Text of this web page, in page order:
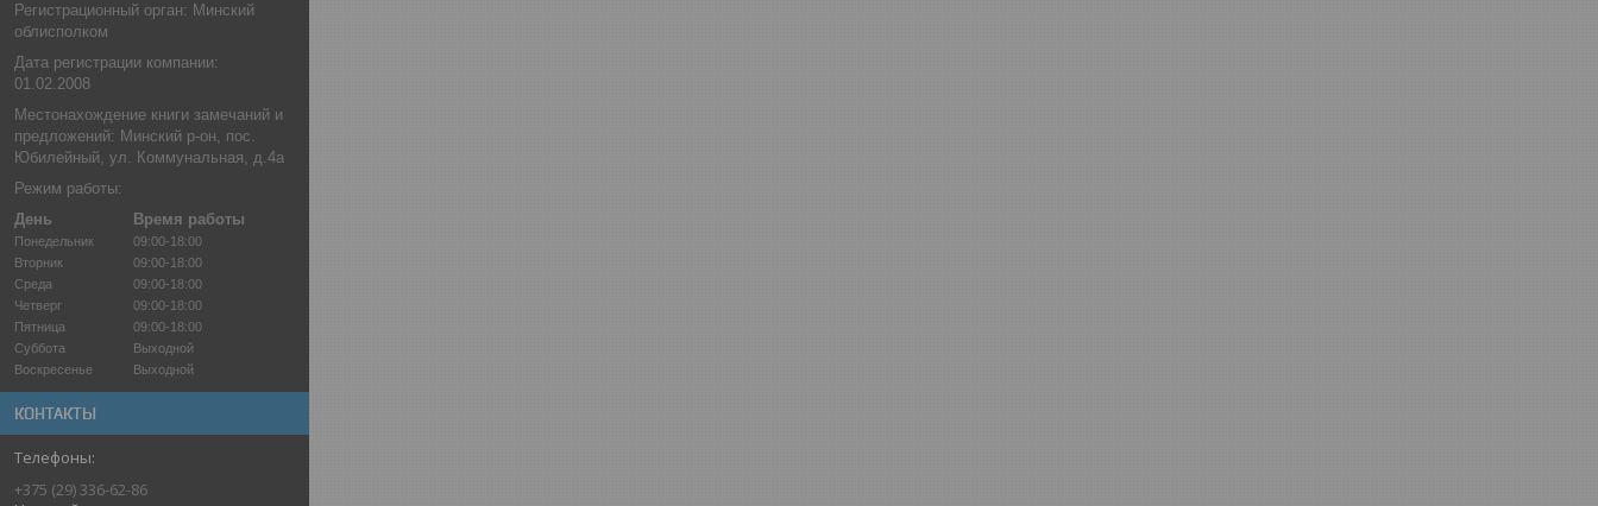
Регистрационный орган: Минский
облисполком
Дата регистрации компании:
01.02.2008
Местонахождение книги замечаний и
предложений: Минский р-он, пос.
Юбилейный, ул. Коммунальная, д.4а
Режим работы:
День
Время работы
Понедельник
09:00-18:00
Вторник
09:00-18:00
Среда
09:00-18:00
Четверг
09:00-18:00
Пятница
09:00-18:00
Суббота
Выходной
Воскресенье
Выходной
КОНТАКТЫ
+375 (29) 336-62-86